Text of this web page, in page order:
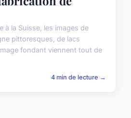
à la Suisse, les images de
pittoresques, de lacs
fondant viennent tout de
4 min de lecture →